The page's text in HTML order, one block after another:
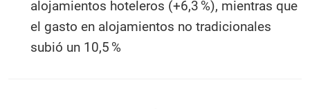
alojamientos hoteleros (+6,3 %), mientras que
el gasto en alojamientos no tradicionales
subió un 10,5 %